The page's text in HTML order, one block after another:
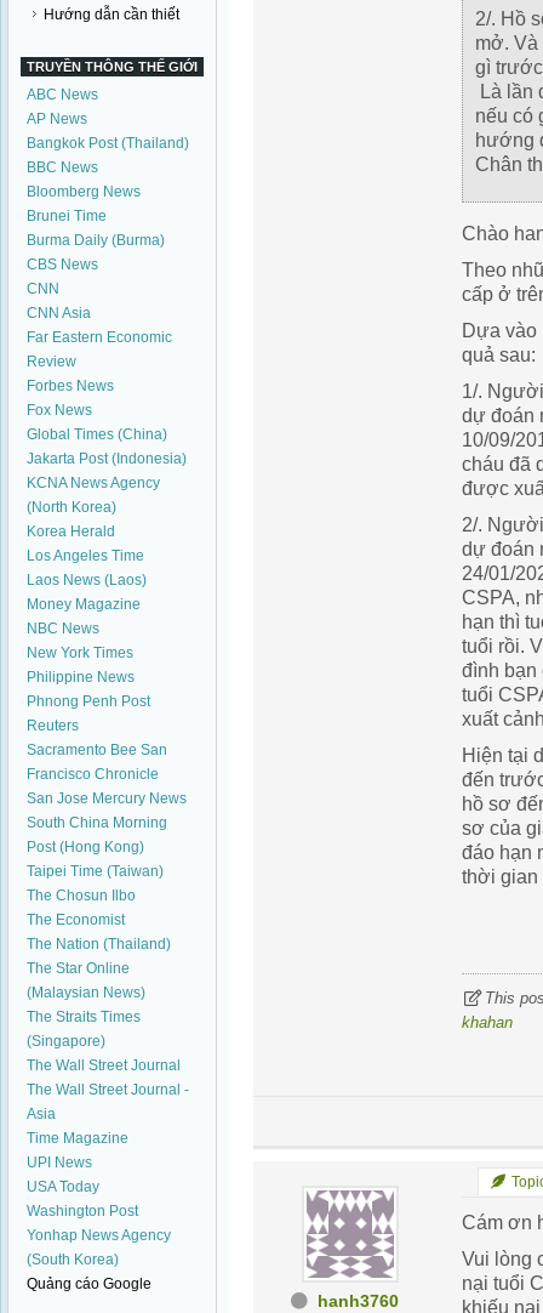
Hướng dẫn cần thiết
TRUYỀN THÔNG THẾ GIỚI
ABC News
AP News
Bangkok Post (Thailand)
BBC News
Bloomberg News
Brunei Time
Burma Daily (Burma)
CBS News
CNN
CNN Asia
Far Eastern Economic
Review
Forbes News
Fox News
Global Times (China)
Jakarta Post (Indonesia)
KCNA News Agency
(North Korea)
Korea Herald
Los Angeles Time
Laos News (Laos)
Money Magazine
NBC News
New York Times
Philippine News
Phnong Penh Post
Reuters
Sacramento Bee San
Francisco Chronicle
San Jose Mercury News
South China Morning
Post (Hong Kong)
Taipei Time (Taiwan)
The Chosun Ilbo
The Economist
The Nation (Thailand)
The Star Online
(Malaysian News)
The Straits Times
(Singapore)
The Wall Street Journal
The Wall Street Journal -
Asia
Time Magazine
UPI News
USA Today
Washington Post
Yonhap News Agency
(South Korea)
Quảng cáo Google
2/. Hồ
mở. Và
gì
Là lần
nếu có
hướng
Chân
Chào
Theo
cấp ở
Dựa vào
quả sau:
1/.
dự đoán
10/09/
cháu đã
được
2/.
dự đoán
24/01/
CSPA,
hạn thì
tuổi rồi.
đình bạn
tuổi
xuất
Hiện tại
đến
hồ sơ
sơ của
đáo hạn
thời gian
This
khahan
hanh3760
Cám ơn
Vui lòng
nại tuổi
khiếu